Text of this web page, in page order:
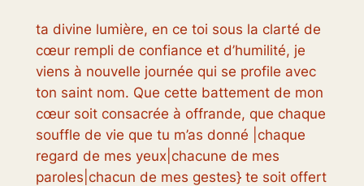
ta divine lumière, en ce toi sous la clarté de
cœur rempli de confiance et d’humilité, je
viens à nouvelle journée qui se profile avec
ton saint nom. Que cette battement de mon
cœur soit consacrée à offrande, que chaque
souffle de vie que tu m’as donné |chaque
regard de mes yeux|chacune de mes
paroles|chacun de mes gestes} te soit offert